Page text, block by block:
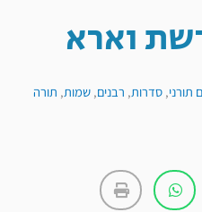
וארא
תורני, סדרות, רבנים, שמות, תורה